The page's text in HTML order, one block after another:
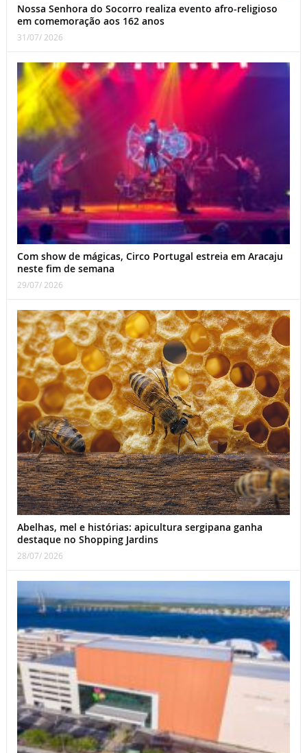
Nossa Senhora do Socorro realiza evento afro-religioso
em comemoração aos 162 anos
31/07/ 2026
Com show de mágicas, Circo Portugal estreia em Aracaju
neste fim de semana
29/07/ 2026
Abelhas, mel e histórias: apicultura sergipana ganha
destaque no Shopping Jardins
28/07/ 2026